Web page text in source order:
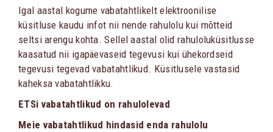
Igal aastal kogume vabatahtlikelt elektroonilise
küsitluse kaudu infot nii nende rahulolu kui mõtteid
seltsi arengu kohta. Sellel aastal olid rahuloluküsitlusse
kaasatud nii igapäevaseid tegevusi kui ühekordseid
tegevusi tegevad vabatahtlikud. Küsitlusele vastasid
kaheksa vabatahtlikku.
ETSi vabatahtlikud on rahulolevad
Meie vabatahtlikud hindasid enda rahulolu